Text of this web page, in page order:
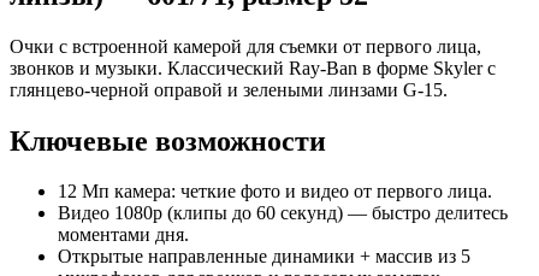
Очки с встроенной камерой для съемки от первого лица,
звонков и музыки. Классический Ray‑Ban в форме Skyler с
глянцево‑черной оправой и зелеными линзами G‑15.
Ключевые возможности
12 Мп камера: четкие фото и видео от первого лица.
Видео 1080p (клипы до 60 секунд) — быстро делитесь
моментами дня.
Открытые направленные динамики + массив из 5